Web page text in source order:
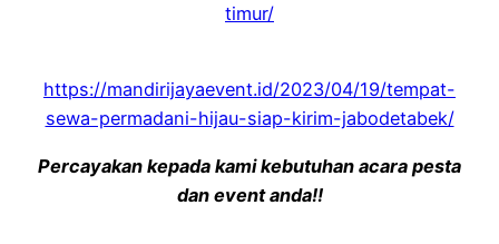
timur/
https://mandirijayaevent.id/2023/04/19/tempat-
sewa-permadani-hijau-siap-kirim-jabodetabek/
Percayakan kepada kami kebutuhan acara pesta
dan event anda!!